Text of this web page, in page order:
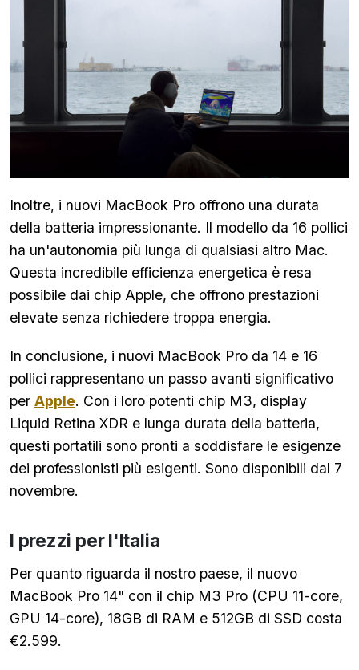
Inoltre, i nuovi MacBook Pro offrono una durata
della batteria impressionante. Il modello da 16 pollici
ha un'autonomia più lunga di qualsiasi altro Mac.
Questa incredibile efficienza energetica è resa
possibile dai chip Apple, che offrono prestazioni
elevate senza richiedere troppa energia.
In conclusione, i nuovi MacBook Pro da 14 e 16
pollici rappresentano un passo avanti significativo
per Apple. Con i loro potenti chip M3, display
Liquid Retina XDR e lunga durata della batteria,
questi portatili sono pronti a soddisfare le esigenze
dei professionisti più esigenti. Sono disponibili dal 7
novembre.
I prezzi per l'Italia
Per quanto riguarda il nostro paese, il nuovo
MacBook Pro 14" con il chip M3 Pro (CPU 11-core,
GPU 14-core), 18GB di RAM e 512GB di SSD costa
€2.599.